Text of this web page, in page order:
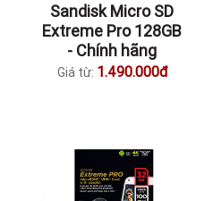
Sandisk Micro SD
Extreme Pro 128GB
- Chính hãng
Giá từ: 1.490.000đ